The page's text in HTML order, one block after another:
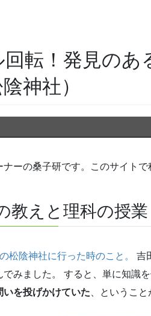
転！発見のあ
神社）
ーの桑子研です。このサイトで
教えと理科の授業
松陰神社に行った時のこと。
吉
みました。 すると、単に知識を
いを投げかけていた 、というこ